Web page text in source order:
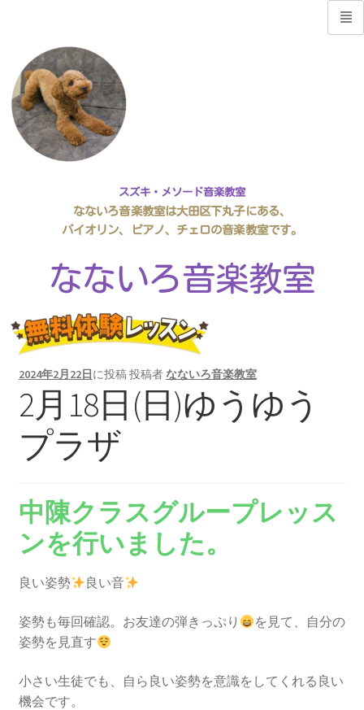
スズキ・メソード音楽教室
なないろ音楽教室は大田区下丸子にある、
バイオリン、ピアノ、チェロの音楽教室です。
なないろ音楽教室
2024年2月22日に投稿投稿者 なないろ音楽教室
2月18日(日)ゆうゆう
プラザ
中陳クラスグループレッス
ンを行いました。
良い姿勢 良い音
姿勢も毎回確認。お友達の弾きっぷり
を見て、自分の
姿勢を見直す
小さい生徒でも、自ら良い姿勢を意識をしてくれる良い
機会です。